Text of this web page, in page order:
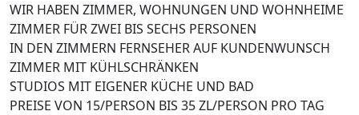
WIR HABEN ZIMMER, WOHNUNGEN UND WOHNHEIME
ZIMMER FÜR ZWEI BIS SECHS PERSONEN
IN DEN ZIMMERN FERNSEHER AUF KUNDENWUNSCH
ZIMMER MIT KÜHLSCHRÄNKEN
STUDIOS MIT EIGENER KÜCHE UND BAD
PREISE VON 15/PERSON BIS 35 ZL/PERSON PRO TAG